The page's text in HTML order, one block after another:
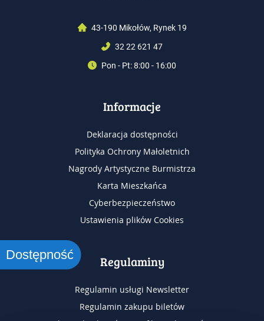
Dostępność
43-190 Mikołów, Rynek 19
32 22 621 47
Pon - Pt: 8:00 - 16:00
Informacje
Deklaracja dostępności
Polityka Ochrony Małoletnich
Nagrody Artystyczne Burmistrza
Karta Mieszkańca
Cyberbezpieczeństwo
Ustawienia plików Cookies
Regulaminy
Regulamin usługi Newsletter
Regulamin zakupu biletów